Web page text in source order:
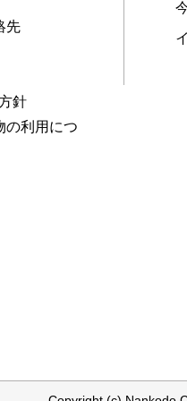
先
針
の利用につ